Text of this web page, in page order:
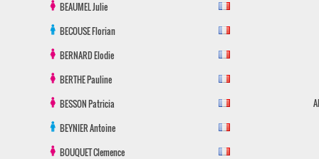
BEAUMELJulie
BECOUSEFlorian
BERNARDElodie
BERTHEPauline
BESSONPatricia
BEYNIERAntoine
BOUQUETClemence